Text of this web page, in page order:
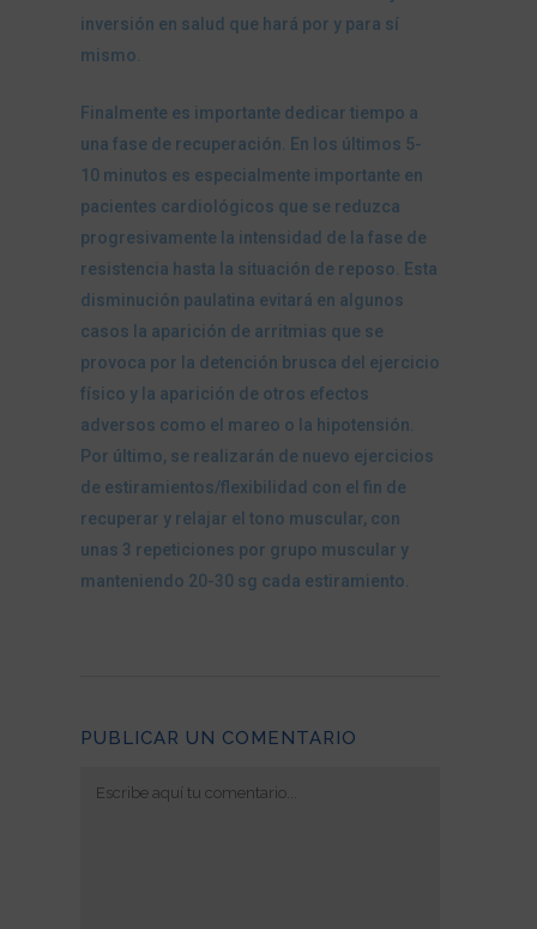
inversión en salud que hará por y para sí
mismo.
Finalmente es importante dedicar tiempo a
una fase de recuperación. En los últimos 5-
10 minutos es especialmente importante en
pacientes cardiológicos que se reduzca
progresivamente la intensidad de la fase de
resistencia hasta la situación de reposo. Esta
disminución paulatina evitará en algunos
casos la aparición de arritmias que se
provoca por la detención brusca del ejercicio
físico y la aparición de otros efectos
adversos como el mareo o la hipotensión.
Por último, se realizarán de nuevo ejercicios
de estiramientos/flexibilidad con el fin de
recuperar y relajar el tono muscular, con
unas 3 repeticiones por grupo muscular y
manteniendo 20-30 sg cada estiramiento.
PUBLICAR UN COMENTARIO